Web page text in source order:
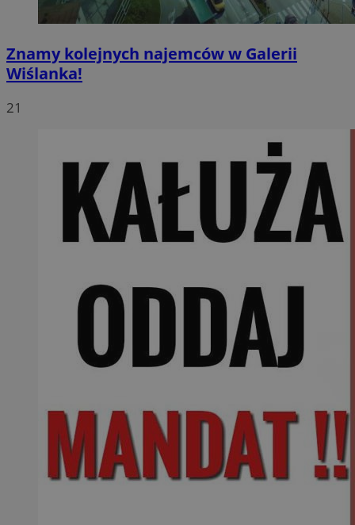
Znamy kolejnych najemców w Galerii
Wiślanka!
21